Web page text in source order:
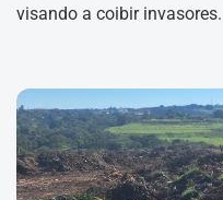
visando a coibir invasores.